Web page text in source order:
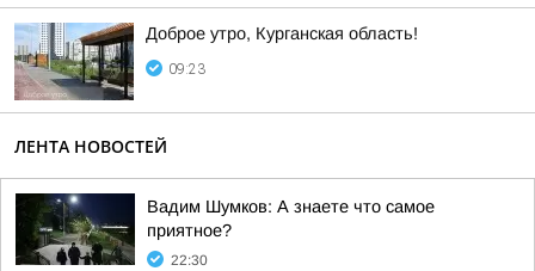
Доброе утро, Курганская область!
09:23
ЛЕНТА НОВОСТЕЙ
Вадим Шумков: А знаете что самое
приятное?
22:30